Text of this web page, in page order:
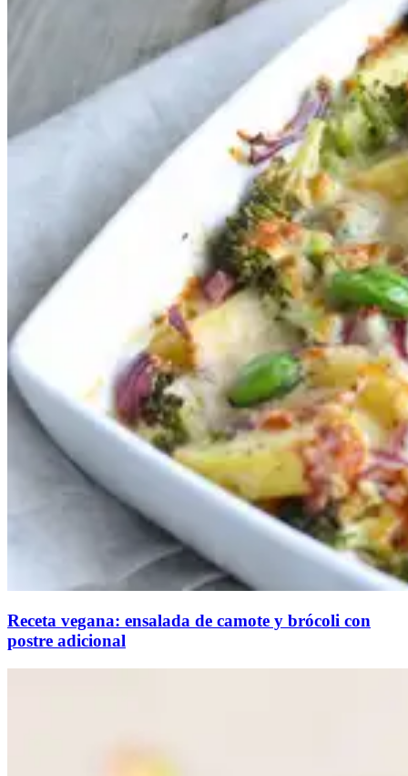
Receta vegana: ensalada de camote y brócoli con
postre adicional